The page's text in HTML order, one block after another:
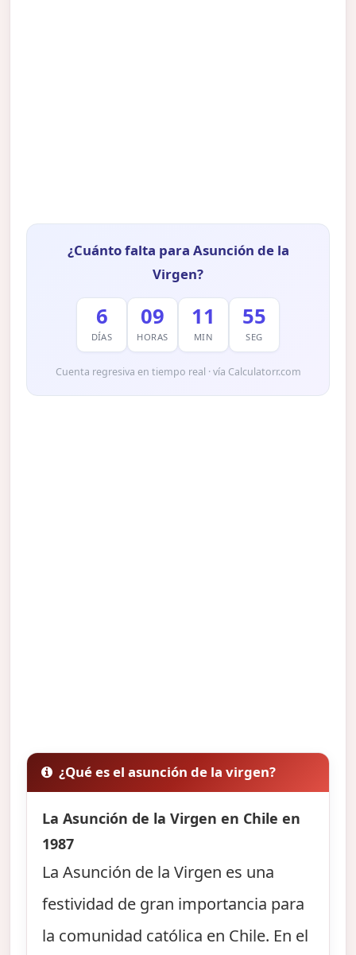
¿Cuánto falta para Asunción de la
Virgen?
6
DÍAS
09
HORAS
11
MIN
54
SEG
Cuenta regresiva en tiempo real · vía Calculatorr.com
¿Qué es el asunción de la virgen?
La Asunción de la Virgen en Chile en
1987
La Asunción de la Virgen es una
festividad de gran importancia para
la comunidad católica en Chile. En el